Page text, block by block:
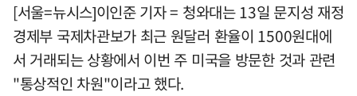
[서울=뉴시스]이인준 기자 = 청와대는 13일 문지성 재정
경제부 국제차관보가 최근 원달러 환율이 1500원대에
서 거래되는 상황에서 이번 주 미국을 방문한 것과 관련
"통상적인 차원"이라고 했다.